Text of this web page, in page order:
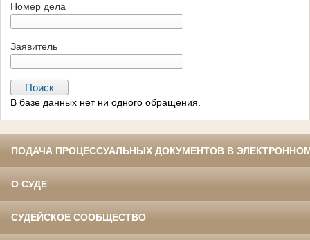
Номер дела
Заявитель
В базе данных нет ни одного обращения.
ПОДАЧА ПРОЦЕССУАЛЬНЫХ ДОКУМЕНТОВ В
О СУДЕ
СУДЕЙСКОЕ СООБЩЕСТВО